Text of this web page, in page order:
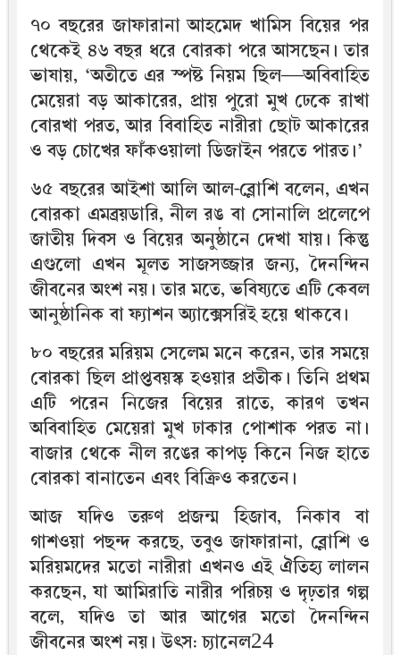
৭০ বছরের জাফারানা আহমেদ খামিস বিয়ের পর
থেকেই ৪৬ বছর ধরে বোরকা পরে আসছেন। তার
ভাষায়, ‘অতীতে এর স্পষ্ট নিয়ম ছিল—অবিবাহিত
মেয়েরা বড় আকারের, প্রায় পুরো মুখ ঢেকে রাখা
বোরখা পরত, আর বিবাহিত নারীরা ছোট আকারের
ও বড় চোখের ফাঁকওয়ালা ডিজাইন পরতে পারত।’
৬৫ বছরের আইশা আলি আল-ব্লোশি বলেন, এখন
বোরকা এমব্রয়ডারি, নীল রঙ বা সোনালি প্রলেপে
জাতীয় দিবস ও বিয়ের অনুষ্ঠানে দেখা যায়। কিন্তু
এগুলো এখন মূলত সাজসজ্জার জন্য, দৈনন্দিন
জীবনের অংশ নয়। তার মতে, ভবিষ্যতে এটি কেবল
আনুষ্ঠানিক বা ফ্যাশন অ্যাক্সেসরিই হয়ে থাকবে।
৮০ বছরের মরিয়ম সেলেম মনে করেন, তার সময়ে
বোরকা ছিল প্রাপ্তবয়স্ক হওয়ার প্রতীক। তিনি প্রথম
এটি পরেন নিজের বিয়ের রাতে, কারণ তখন
অবিবাহিত মেয়েরা মুখ ঢাকার পোশাক পরত না।
বাজার থেকে নীল রঙের কাপড় কিনে নিজ হাতে
বোরকা বানাতেন এবং বিক্রিও করতেন।
আজ যদিও তরুণ প্রজন্ম হিজাব, নিকাব বা
গাশওয়া পছন্দ করছে, তবুও জাফারানা, ব্লোশি ও
মরিয়মদের মতো নারীরা এখনও এই ঐতিহ্য লালন
করছেন, যা আমিরাতি নারীর পরিচয় ও দৃঢ়তার গল্প
বলে, যদিও তা আর আগের মতো দৈনন্দিন
জীবনের অংশ নয়। উৎস: চ্যানেল24